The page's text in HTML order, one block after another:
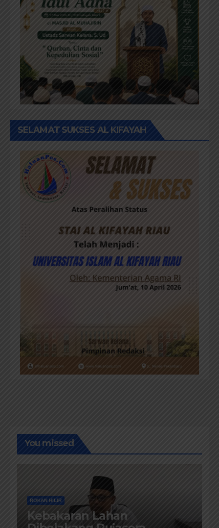
SELAMAT SUKSES AL KIFAYAH
You missed
ROKAN HILIR
Kebakaran Lahan